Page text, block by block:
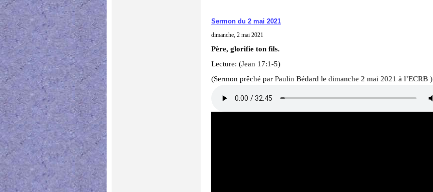
Sermon du 2 mai 2021
dimanche, 2 mai 2021
Père, glorifie ton fils.
Lecture: (Jean 17:1-5)
(Sermon prêché par Paulin Bédard le dimanche 2 mai 2021 à l’ECRB )